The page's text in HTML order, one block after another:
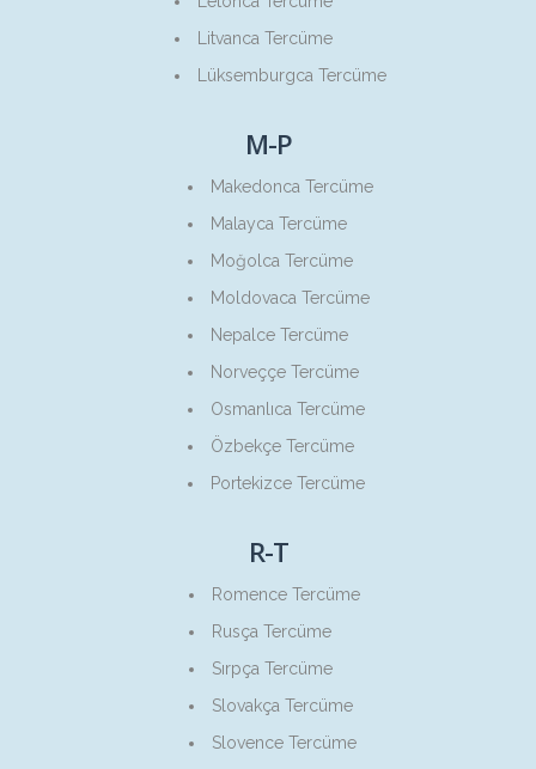
Litvanca Tercüme
Lüksemburgca Tercüme
M-P
Makedonca Tercüme
Malayca Tercüme
Moğolca Tercüme
Moldovaca Tercüme
Nepalce Tercüme
Norveççe Tercüme
Osmanlıca Tercüme
Özbekçe Tercüme
Portekizce Tercüme
R-T
Romence Tercüme
Rusça Tercüme
Sırpça Tercüme
Slovakça Tercüme
Slovence Tercüme